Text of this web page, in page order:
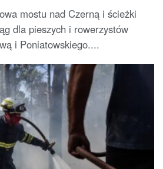
mostu nad Czerną i ścieżki
dla pieszych i rowerzystów
i Poniatowskiego....